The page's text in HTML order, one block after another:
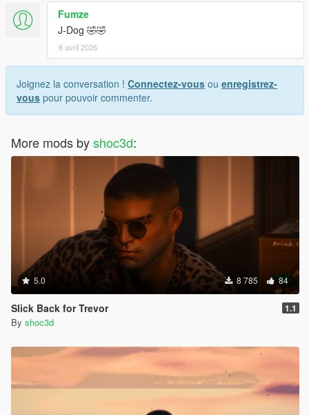
Fumze
J-Dog 🤣🤣
8 avril 2026
Joignez la conversation ! Connectez-vous ou enregistrez-
vous pour pouvoir commenter.
More mods byshoc3d:
5.0 8 785 84
Slick Back for Trevor 1.1
By shoc3d